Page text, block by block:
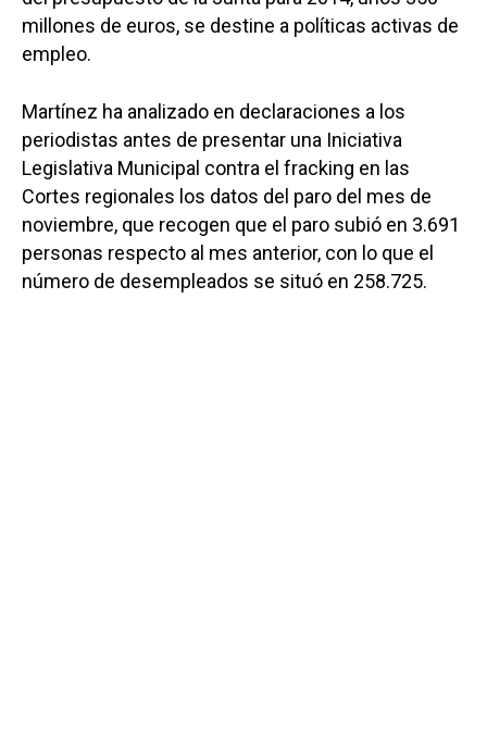
millones de euros, se destine a políticas activas de
empleo.
Martínez ha analizado en declaraciones a los
periodistas antes de presentar una Iniciativa
Legislativa Municipal contra el fracking en las
Cortes regionales los datos del paro del mes de
noviembre, que recogen que el paro subió en 3.691
personas respecto al mes anterior, con lo que el
número de desempleados se situó en 258.725.